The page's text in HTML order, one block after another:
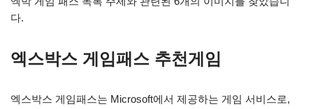
다.
엑스박스 게임패스 추천게임
엑스박스 게임패스는 Microsoft에서 제공하는 게임 서비스로,